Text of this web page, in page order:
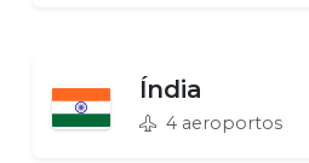
Índia
4 aeroportos